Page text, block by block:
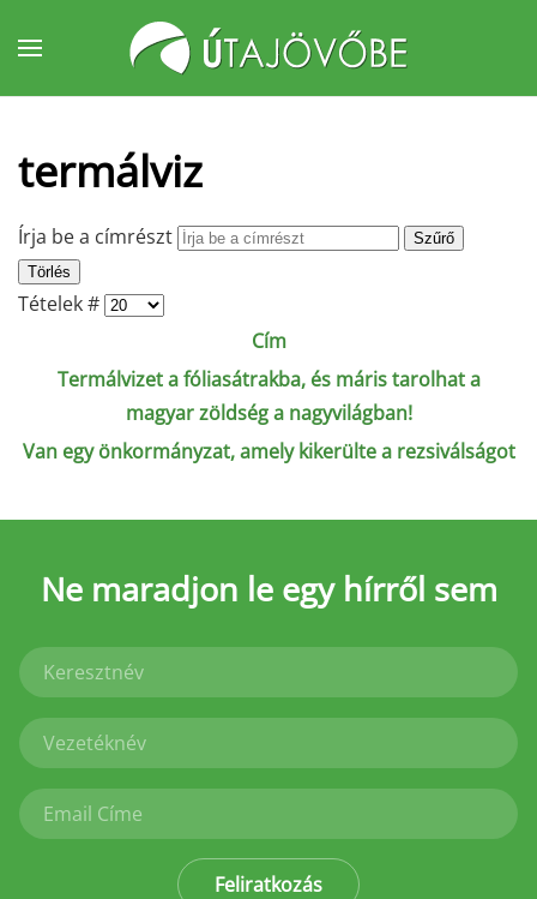
Fő tartalom átugrása
termálviz
Írja be a címrészt
Szűrő
Törlés
Tételek #
Cím
Termálvizet a fóliasátrakba, és máris tarolhat a
magyar zöldség a nagyvilágban!
Van egy önkormányzat, amely kikerülte a rezsiválságot
Ne maradjon le egy hírről sem
Feliratkozás